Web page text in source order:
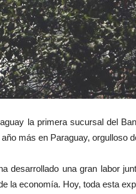
la primera sucursal del
más en Paraguay, orgulloso
desarrollado una gran labor
la economía. Hoy, toda esta